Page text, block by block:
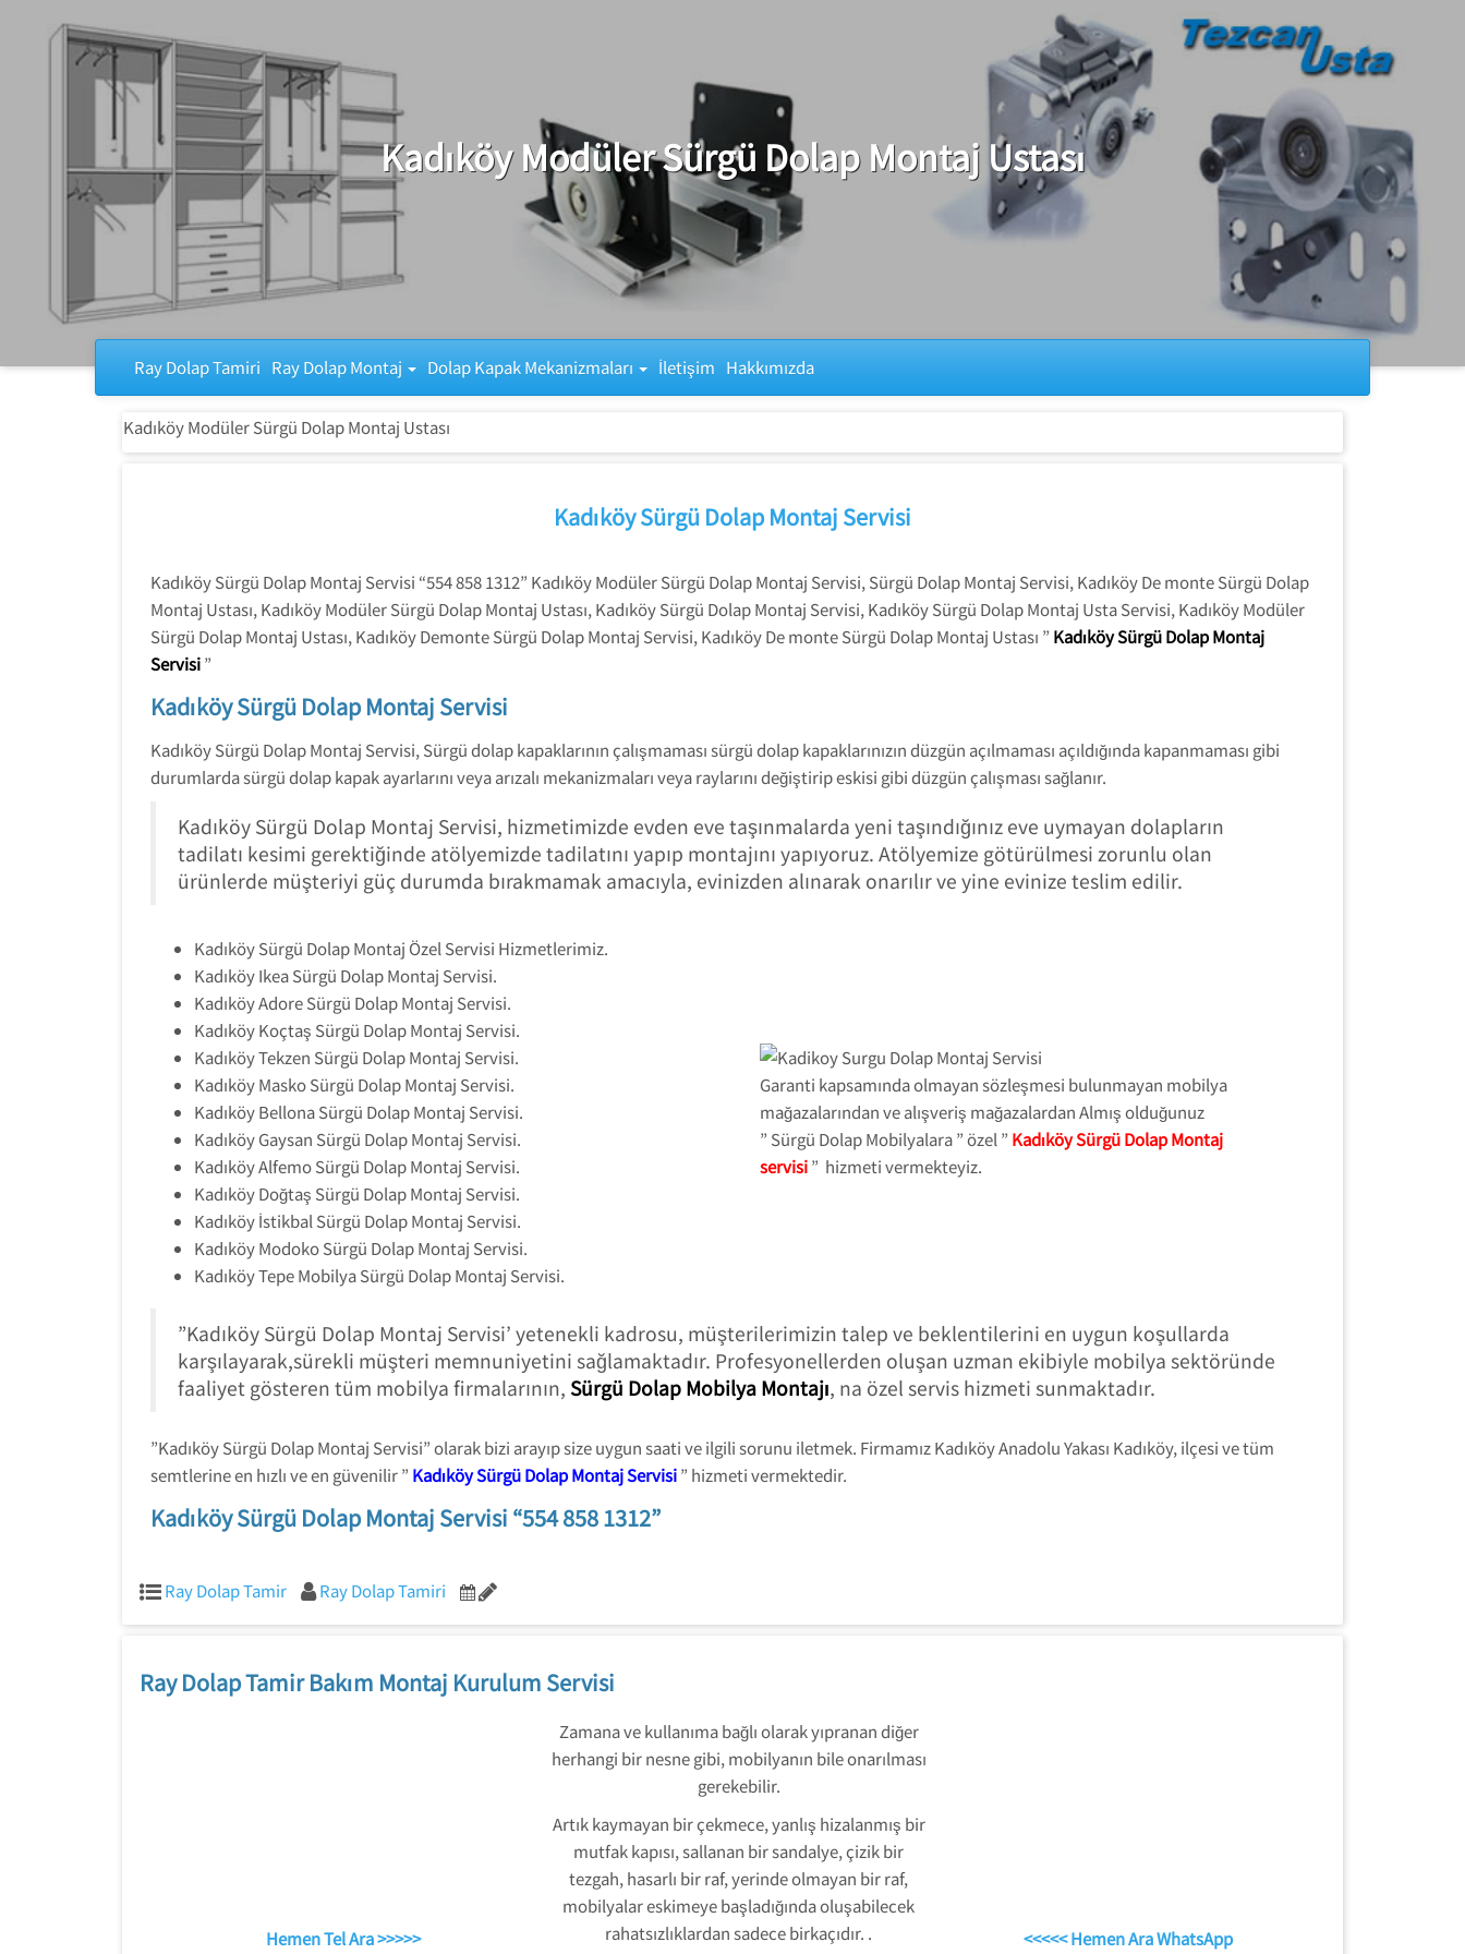
Kadıköy Modüler Sürgü Dolap Montaj Ustası
Ray Dolap Tamiri Ray Dolap Montaj Dolap Kapak Mekanizmaları İletişim Hakkımızda
Kadıköy Modüler Sürgü Dolap Montaj Ustası
Kadıköy Sürgü Dolap Montaj Servisi
Kadıköy Sürgü Dolap Montaj Servisi “554 858 1312” Kadıköy Modüler Sürgü Dolap Montaj Servisi, Sürgü Dolap Montaj Servisi, Kadıköy De monte Sürgü Dolap
Montaj Ustası, Kadıköy Modüler Sürgü Dolap Montaj Ustası, Kadıköy Sürgü Dolap Montaj Servisi, Kadıköy Sürgü Dolap Montaj Usta Servisi, Kadıköy Modüler
Sürgü Dolap Montaj Ustası, Kadıköy Demonte Sürgü Dolap Montaj Servisi, Kadıköy De monte Sürgü Dolap Montaj Ustası ” Kadıköy Sürgü Dolap Montaj
Servisi”
Kadıköy Sürgü Dolap Montaj Servisi
Kadıköy Sürgü Dolap Montaj Servisi, Sürgü dolap kapaklarının çalışmaması sürgü dolap kapaklarınızın düzgün açılmaması açıldığında kapanmaması gibi
durumlarda sürgü dolap kapak ayarlarını veya arızalı mekanizmaları veya raylarını değiştirip eskisi gibi düzgün çalışması sağlanır.
Kadıköy Sürgü Dolap Montaj Servisi, hizmetimizde evden eve taşınmalarda yeni taşındığınız eve uymayan dolapların
tadilatı kesimi gerektiğinde atölyemizde tadilatını yapıp montajını yapıyoruz. Atölyemize götürülmesi zorunlu olan
ürünlerde müşteriyi güç durumda bırakmamak amacıyla, evinizden alınarak onarılır ve yine evinize teslim edilir.
Kadıköy Sürgü Dolap Montaj Özel Servisi Hizmetlerimiz.
Kadıköy Ikea Sürgü Dolap Montaj Servisi.
Kadıköy Adore Sürgü Dolap Montaj Servisi.
Kadıköy Koçtaş Sürgü Dolap Montaj Servisi.
Kadıköy Tekzen Sürgü Dolap Montaj Servisi.
Kadıköy Masko Sürgü Dolap Montaj Servisi.
Kadıköy Bellona Sürgü Dolap Montaj Servisi.
Kadıköy Gaysan Sürgü Dolap Montaj Servisi.
Kadıköy Alfemo Sürgü Dolap Montaj Servisi.
Kadıköy Doğtaş Sürgü Dolap Montaj Servisi.
Kadıköy İstikbal Sürgü Dolap Montaj Servisi.
Kadıköy Modoko Sürgü Dolap Montaj Servisi.
Kadıköy Tepe Mobilya Sürgü Dolap Montaj Servisi.
Garanti kapsamında olmayan sözleşmesi bulunmayan mobilya
mağazalarından ve alışveriş mağazalardan Almış olduğunuz
” Sürgü Dolap Mobilyalara ” özel ” Kadıköy Sürgü Dolap Montaj
servisi” hizmeti vermekteyiz.
”Kadıköy Sürgü Dolap Montaj Servisi’ yetenekli kadrosu, müşterilerimizin talep ve beklentilerini en uygun koşullarda
karşılayarak,sürekli müşteri memnuniyetini sağlamaktadır. Profesyonellerden oluşan uzman ekibiyle mobilya sektöründe
faaliyet gösteren tüm mobilya firmalarının, Sürgü Dolap Mobilya Montajı, na özel servis hizmeti sunmaktadır.
”Kadıköy Sürgü Dolap Montaj Servisi” olarak bizi arayıp size uygun saati ve ilgili sorunu iletmek. Firmamız Kadıköy Anadolu Yakası Kadıköy, ilçesi ve tüm
semtlerine en hızlı ve en güvenilir ” Kadıköy Sürgü Dolap Montaj Servisi” hizmeti vermektedir.
Kadıköy Sürgü Dolap Montaj Servisi “554 858 1312”
Ray Dolap Tamir Ray Dolap Tamiri
Ray Dolap Tamir Bakım Montaj Kurulum Servisi
Hemen Tel Ara >>>>>
Zamana ve kullanıma bağlı olarak yıpranan diğer
herhangi bir nesne gibi, mobilyanın bile onarılması
gerekebilir.
Artık kaymayan bir çekmece, yanlış hizalanmış bir
mutfak kapısı, sallanan bir sandalye, çizik bir
tezgah, hasarlı bir raf, yerinde olmayan bir raf,
mobilyalar eskimeye başladığında oluşabilecek
rahatsızlıklardan sadece birkaçıdır. .
<<<<< Hemen Ara WhatsApp